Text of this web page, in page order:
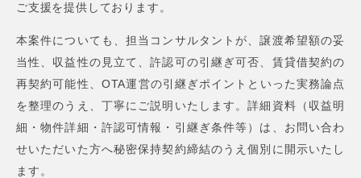
ご支援を提供しております。
本案件についても、担当コンサルタントが、譲渡希望額の妥
当性、収益性の見立て、許認可の引継ぎ可否、賃貸借契約の
再契約可能性、OTA運営の引継ぎポイントといった実務論点
を整理のうえ、丁寧にご説明いたします。詳細資料（収益明
細・物件詳細・許認可情報・引継ぎ条件等）は、お問い合わ
せいただいた方へ秘密保持契約締結のうえ個別に開示いたし
ます。